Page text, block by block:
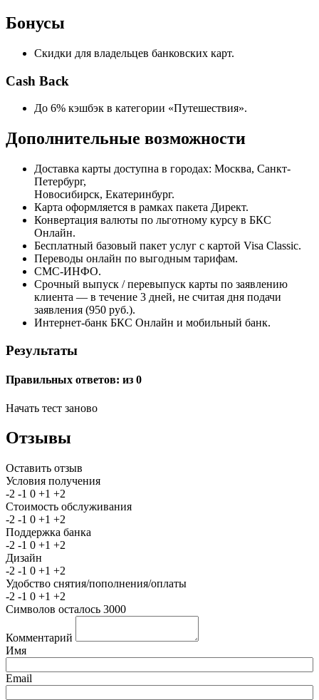
Бонусы
Скидки для владельцев банковских карт.
Cash Back
До 6% кэшбэк в категории «Путешествия».
Дополнительные возможности
Доставка карты доступна в городах: Москва, Санкт-
Петербург,
Новосибирск, Екатеринбург.
Карта оформляется в рамках пакета Директ.
Конвертация валюты по льготному курсу в БКС
Онлайн.
Бесплатный базовый пакет услуг с картой Visa Classic.
Переводы онлайн по выгодным тарифам.
СМС-ИНФО.
Срочный выпуск / перевыпуск карты по заявлению
клиента — в течение 3 дней, не считая дня подачи
заявления (950 руб.).
Интернет-банк БКС Онлайн и мобильный банк.
Результаты
Правильных ответов: из 0
Начать тест заново
Отзывы
Оставить отзыв
Условия получения
-2 -1 0 +1 +2
Стоимость обслуживания
-2 -1 0 +1 +2
Поддержка банка
-2 -1 0 +1 +2
Дизайн
-2 -1 0 +1 +2
Удобство снятия/пополнения/оплаты
-2 -1 0 +1 +2
Символов осталось 3000
Комментарий
Имя
Email